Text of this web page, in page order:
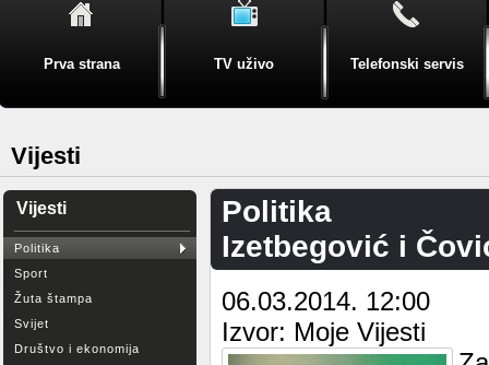
Prva strana TV uživo Telefonski servis
Vijesti
Vijesti
Politika
Sport
Žuta štampa
Svijet
Društvo i ekonomija
Politika
Izetbegović i
06.03.2014. 12:00
Izvor: Moje Vijesti